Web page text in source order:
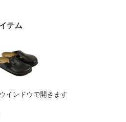
テム
インドウで開きます